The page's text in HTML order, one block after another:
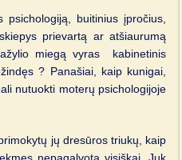
buitinius įpročius,
prievartą ar atšiaurumą
miegą vyras kabinetinis
? Panašiai, kaip kunigai,
nutuokti moterų psichologijoje
jų dresūros triukų, kaip